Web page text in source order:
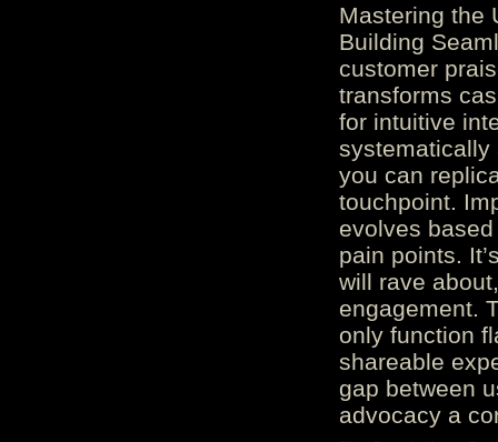
Mastering the
Building
customer
transforms
for intuitive
systematically
you can
touchpoint.
evolves
pain points.
will rave
engagement.
only function
shareable
gap between
advocacy a